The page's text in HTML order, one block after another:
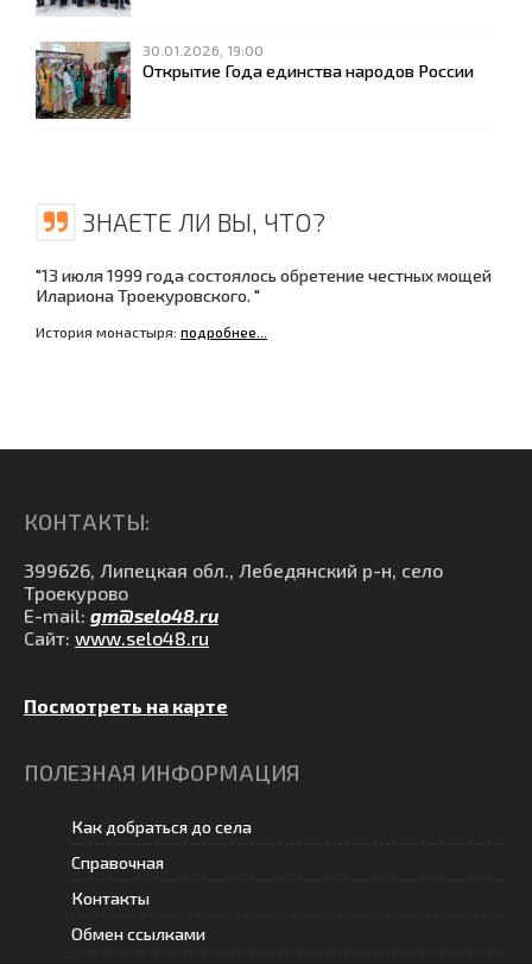
30.01.2026, 19:00
Открытие Года единства народов России
ЗНАЕТЕ ЛИ ВЫ, ЧТО?
"13 июля 1999 года состоялось обретение честных мощей
Илариона Троекуровского. "
История монастыря: подробнее...
КОНТАКТЫ:
399626, Липецкая обл., Лебедянский р-н, село
Троекурово
E-mail: gm@selo48.ru
Сайт: www.selo48.ru
Посмотреть на карте
ПОЛЕЗНАЯ ИНФОРМАЦИЯ
Как добраться до села
Справочная
Контакты
Обмен ссылками